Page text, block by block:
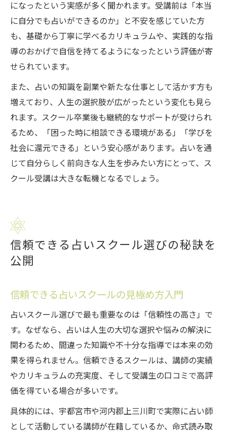
になったという実感が多く聞かれます。受講前は「本当
に自分でも占いができるのか」と不安を感じていた方
も、基礎から丁寧に学べるカリキュラムや、実践的な指
導のおかげで自信を持てるようになったという評価が寄
せられています。
また、占いの知識を副業や新たな仕事として活かす方も
増えており、人生の選択肢が広がったという変化も見ら
れます。スクール卒業後も継続的なサポートが受けられ
るため、「困った時に相談できる環境がある」「学びを
社会に還元できる」という安心感があります。占いを通
じて自分らしく前向きな人生を歩みたい方にとって、ス
クール受講は大きな転機となるでしょう。
信頼できる占いスクール選びの秘訣を
公開
信頼できる占いスクールの見極め方入門
占いスクール選びで最も重要なのは「信頼性の高さ」で
す。なぜなら、占いは人生の大切な選択や悩みの解決に
関わるため、間違った知識や不十分な指導では本来の効
果を得られません。信頼できるスクールは、講師の実績
やカリキュラムの充実度、そして受講生の口コミで高評
価を得ている場合が多いです。
具体的には、宇都宮市や河内郡上三川町で実際に占い師
として活動している講師が在籍しているか、命式読み取